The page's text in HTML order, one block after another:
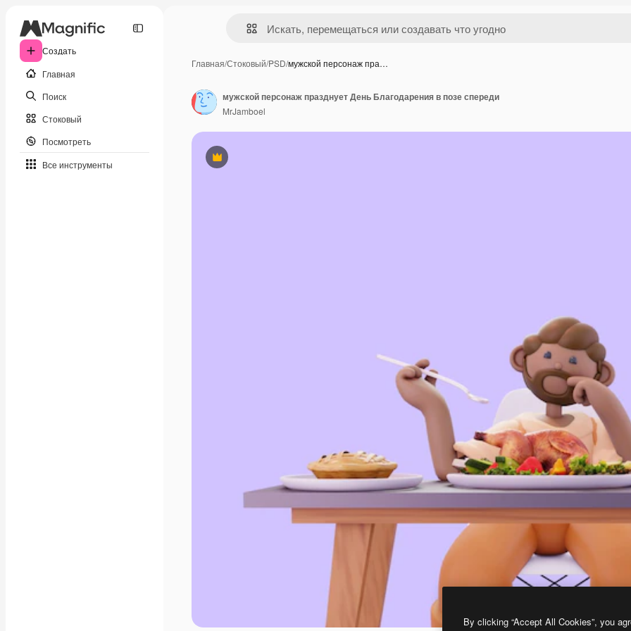
Создать
Главная
Поиск
Стоковый
Посмотреть
Все инструменты
Главная/Стоковый/PSD/мужской персонаж пра…
Премиум
мужской персонаж празднует День Благодарения в позе спереди
MrJamboel
By clicking “Accept All Cookies”, you